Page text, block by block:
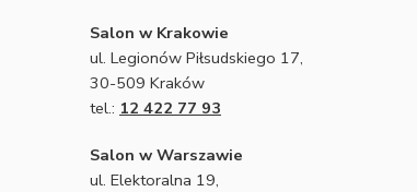
Salon w Krakowie
ul. Legionów Piłsudskiego 17,
30-509 Kraków
tel.: 12 422 77 93
Salon w Warszawie
ul. Elektoralna 19,